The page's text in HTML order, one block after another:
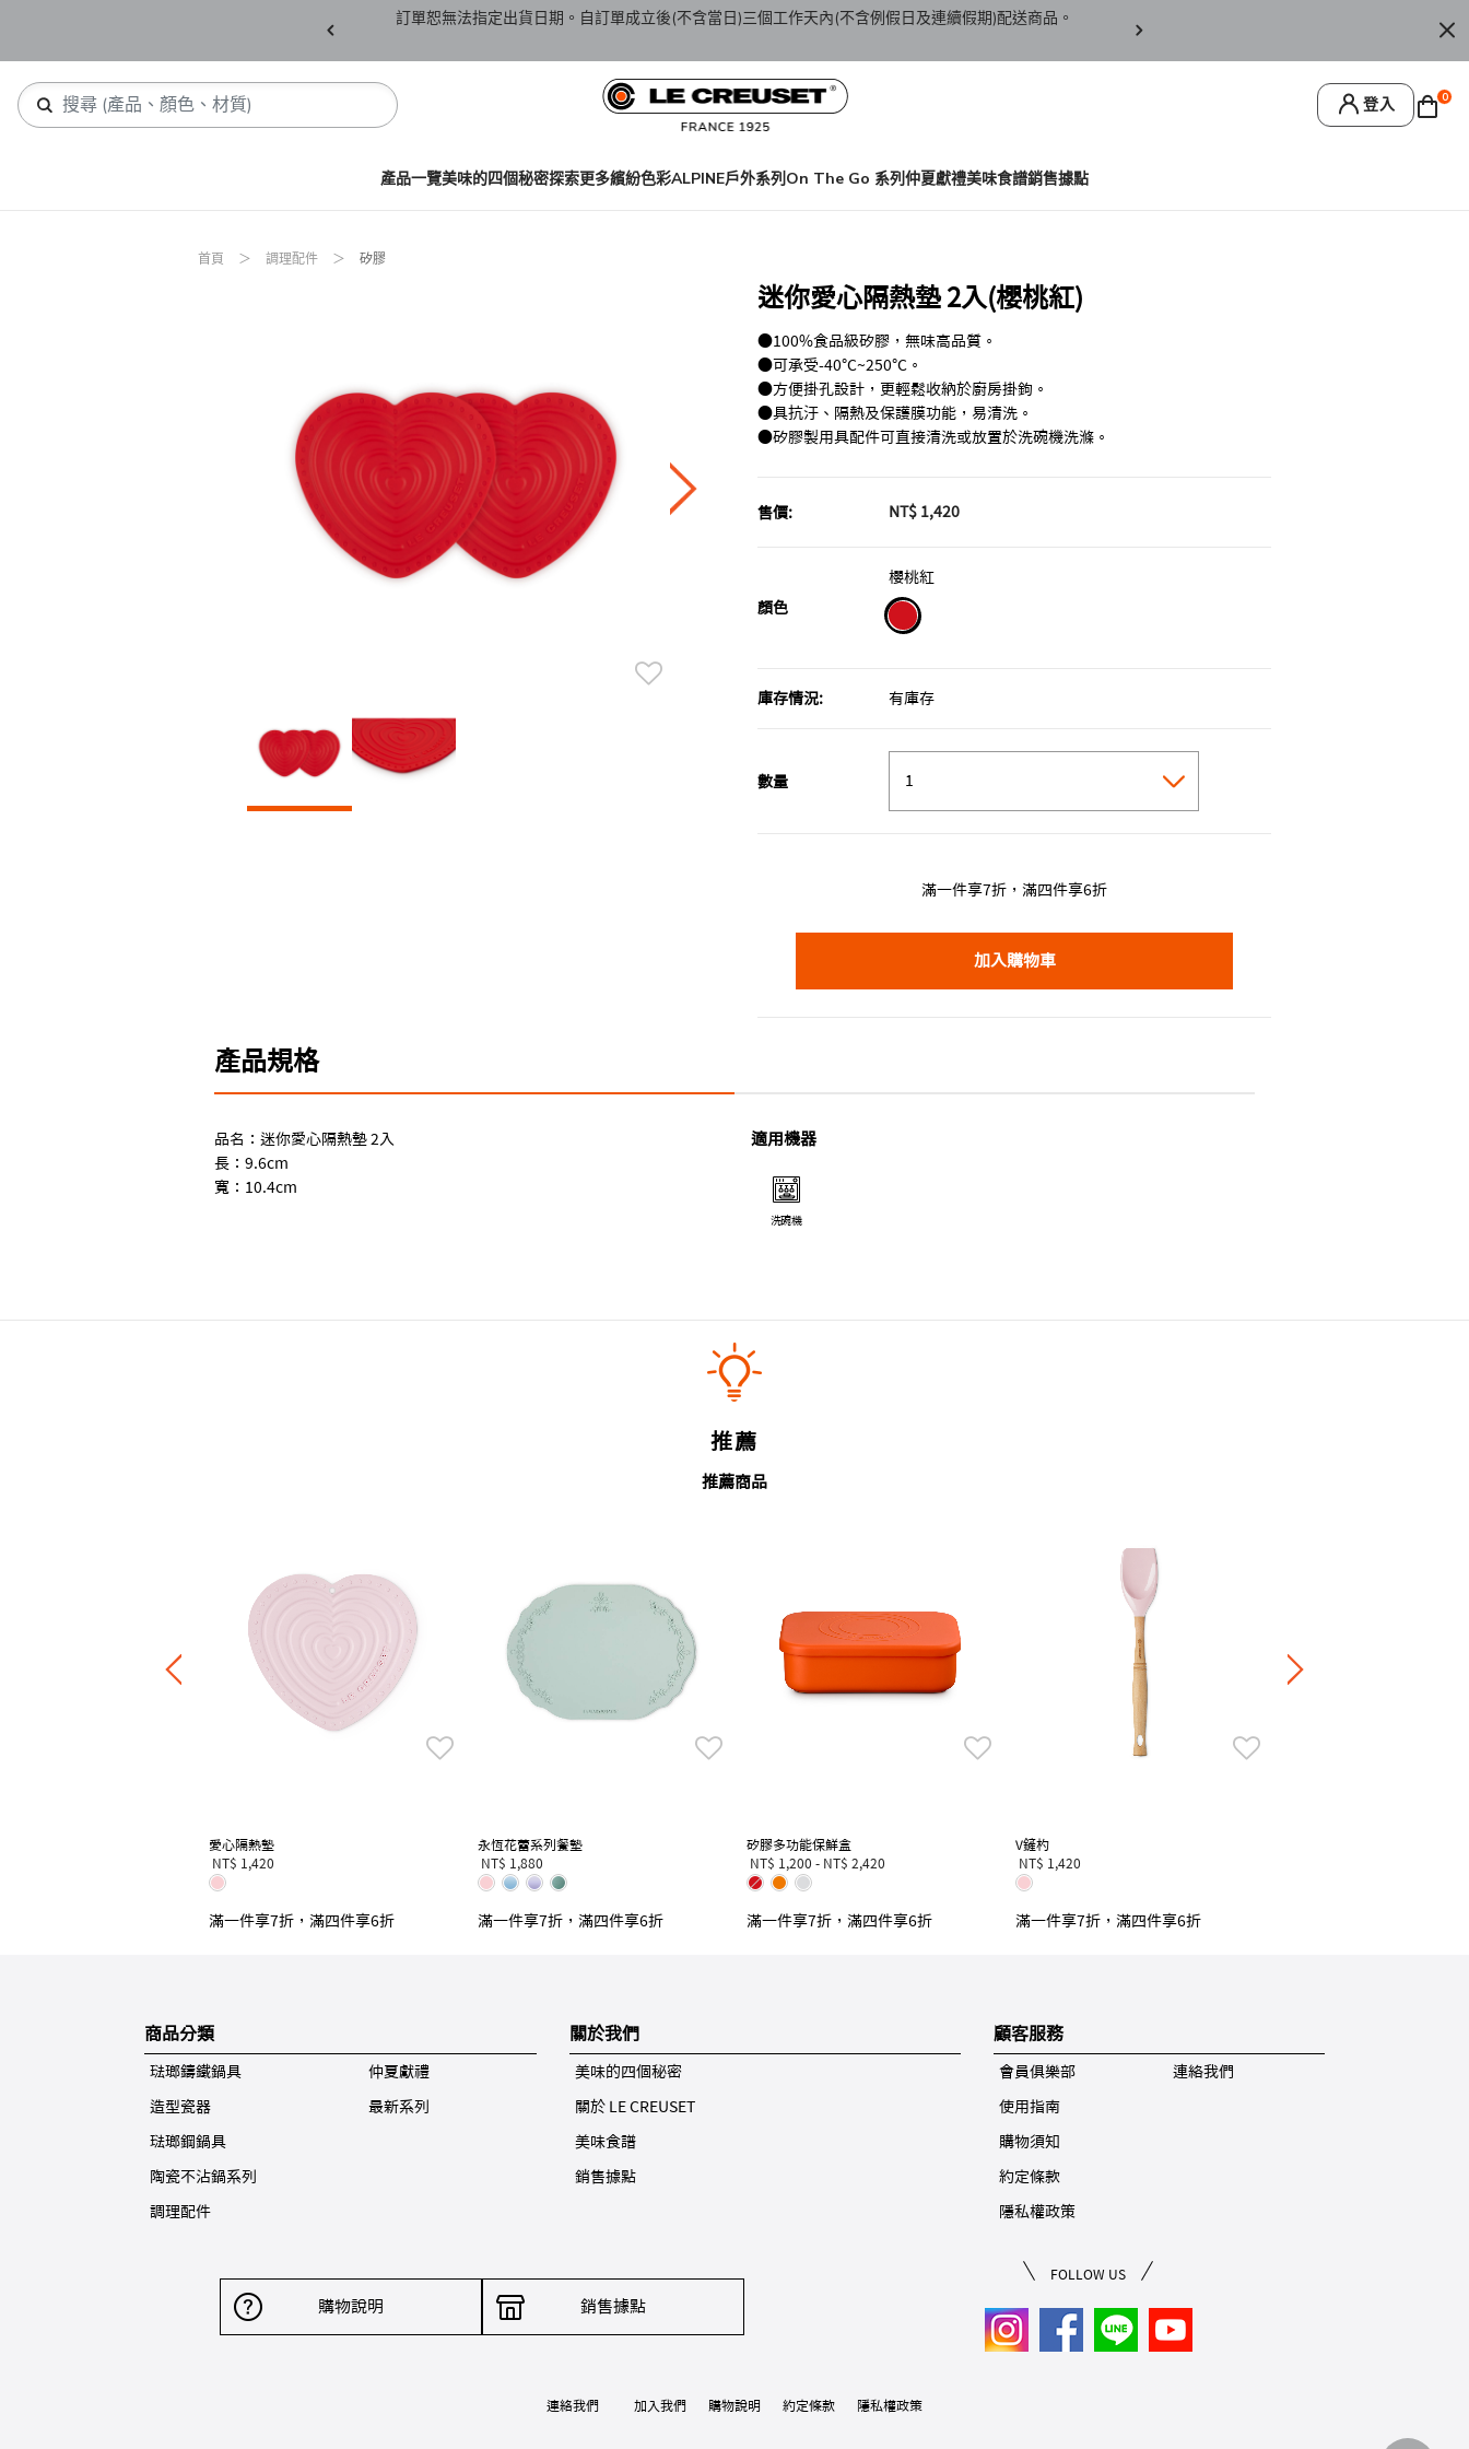
訂單恕無法指定出貨日期。自訂單成立後(不含當日)三個工作天內(不含例假日及連續假期)配送商品。 訂單僅限台灣本島地區配送，恕無法寄送離島
登入 0
產品一覽美味的四個秘密探索更多繽紛色彩ALPINE戶外系列On The Go 系列仲夏獻禮美味食譜銷售據點
首頁 調理配件 矽膠
迷你愛心隔熱墊 2入(櫻桃紅)
●100%食品級矽膠，無味高品質。
●可承受-40℃~250℃。
●方便掛孔設計，更輕鬆收納於廚房掛鉤。
●具抗汙、隔熱及保護膜功能，易清洗。
●矽膠製用具配件可直接清洗或放置於洗碗機洗滌。
售價: NT$ 1,420
顏色
櫻桃紅
庫存情況: 有庫存
數量
滿一件享7折，滿四件享6折
加入購物車
產品規格
品名：迷你愛心隔熱墊 2入
長：9.6cm
寬：10.4cm
適用機器
洗碗機
推薦
推薦商品
愛心隔熱墊
NT$ 1,420
滿一件享7折，滿四件享6折
永恆花蕾系列餐墊
NT$ 1,880
滿一件享7折，滿四件享6折
矽膠多功能保鮮盒
NT$ 1,200 - NT$ 2,420
滿一件享7折，滿四件享6折
V鏟杓
NT$ 1,420
滿一件享7折，滿四件享6折
滿一件享7折，滿四件享6折
商品分類
琺瑯鑄鐵鍋具
造型瓷器
琺瑯鋼鍋具
陶瓷不沾鍋系列
調理配件
仲夏獻禮
最新系列
關於我們
美味的四個秘密
關於 LE CREUSET
美味食譜
銷售據點
顧客服務
會員俱樂部
使用指南
購物須知
約定條款
隱私權政策
連絡我們
購物說明 銷售據點
FOLLOW US
連絡我們 加入我們 購物說明 約定條款 隱私權政策